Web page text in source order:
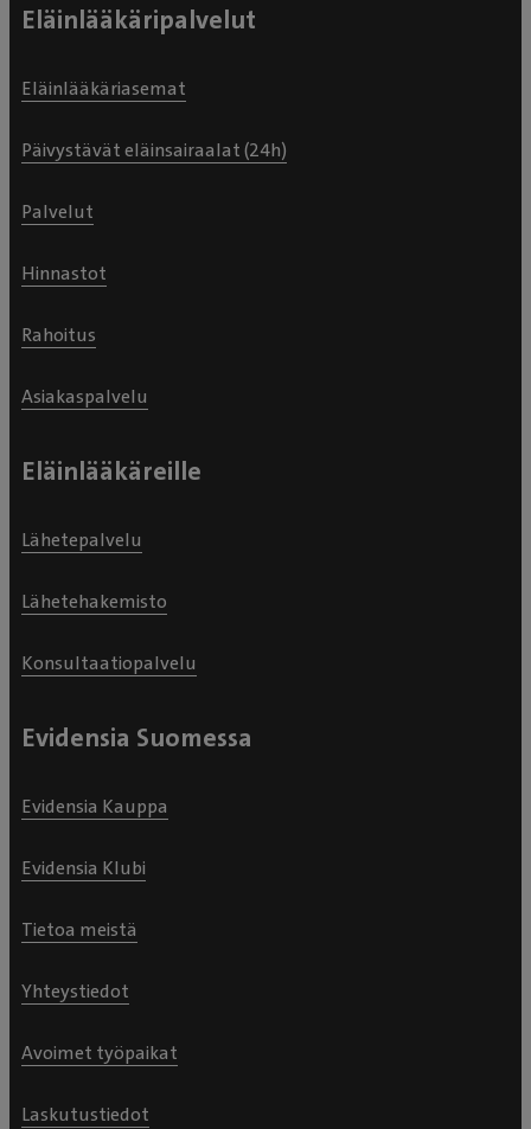
Eläinlääkäripalvelut
Eläinlääkäriasemat
Päivystävät eläinsairaalat (24h)
Palvelut
Hinnastot
Rahoitus
Asiakaspalvelu
Eläinlääkäreille
Lähetepalvelu
Lähetehakemisto
Konsultaatiopalvelu
Evidensia Suomessa
Evidensia Kauppa
Evidensia Klubi
Tietoa meistä
Yhteystiedot
Avoimet työpaikat
Laskutustiedot